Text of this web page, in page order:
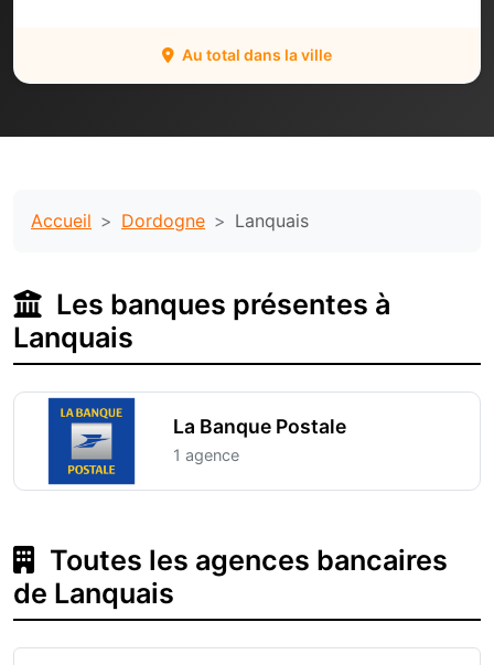
Au total dans la ville
Accueil Dordogne Lanquais
Les banques présentes à
Lanquais
La Banque Postale
1 agence
Toutes les agences bancaires
de Lanquais